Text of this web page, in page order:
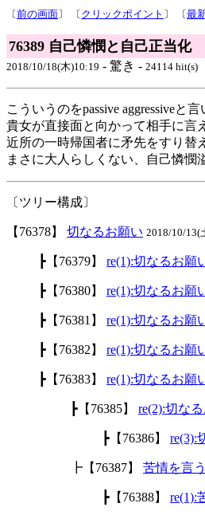
〔前の画面〕 〔 クリックポイント 〕 〔最
76389 自己憐憫と自己正当化
2018/10/18(木)10:19 - 驚き - 24114 hit(s)
こういうのをpassive aggressiveと言
貴女が直接面と向かって相手に言
近所の一時帰国者に矛先をすり替
まさに大人らしくない、自己憐憫
〔ツリー構成〕
【76378】 切なるお願い 2018/10/13(
┣【76379】 re(1):切なるお願
┣【76380】 re(1):切なるお願
┣【76381】 re(1):切なるお願
┣【76382】 re(1):切なるお願
┣【76383】 re(1):切なるお願
┣【76385】 re(2):切な
┣【76386】 re(3):
┣【76387】 苦情を言
┣【76388】 re(1):